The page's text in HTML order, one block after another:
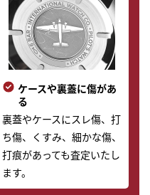
ケースや裏蓋に傷があ
る
裏蓋やケースにスレ傷、打
ち傷、くすみ、細かな傷、
打痕があっても査定いたし
ます。